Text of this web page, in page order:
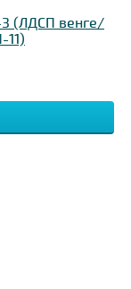
3 (ЛДСП венге/